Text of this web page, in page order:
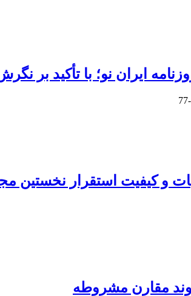
ایران نو؛ با تأکید بر
و کیفیت استقرار نخستین
مقارن مشروطه